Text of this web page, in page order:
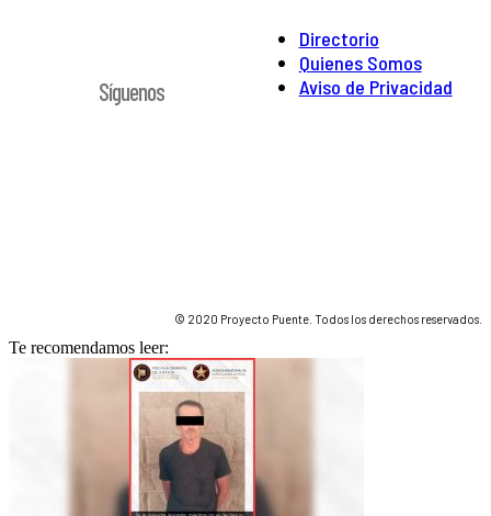
Directorio
Quienes Somos
Aviso de Privacidad
Síguenos
© 2020 Proyecto Puente. Todos los derechos reservados.
Te recomendamos leer: